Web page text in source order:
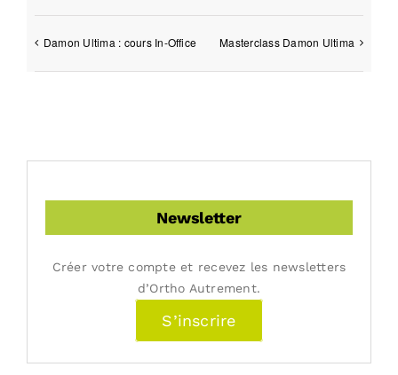
Damon Ultima : cours In-Office Masterclass Damon Ultima
Newsletter
Créer votre compte et recevez les newsletters
d’Ortho Autrement.
S’inscrire